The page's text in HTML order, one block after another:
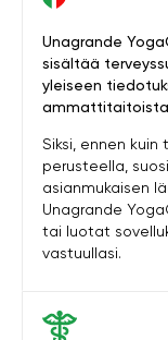
Unagrande
sisältää
yleiseen
ammattitaitoista
Siksi, ennen
perusteella,
asianmukaisen
Unagrande
tai luotat
vastuullasi.